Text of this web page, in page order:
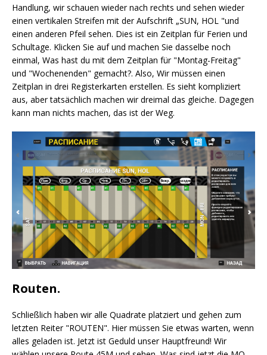
Handlung, wir schauen wieder nach rechts und sehen wieder
einen vertikalen Streifen mit der Aufschrift „SUN, HOL "und
einen anderen Pfeil sehen. Dies ist ein Zeitplan für Ferien und
Schultage. Klicken Sie auf und machen Sie dasselbe noch
einmal, Was hast du mit dem Zeitplan für "Montag-Freitag"
und "Wochenenden" gemacht?. Also, Wir müssen einen
Zeitplan in drei Registerkarten erstellen. Es sieht kompliziert
aus, aber tatsächlich machen wir dreimal das gleiche. Dagegen
kann man nichts machen, das ist der Weg.
Routen.
Schließlich haben wir alle Quadrate platziert und gehen zum
letzten Reiter "ROUTEN". Hier müssen Sie etwas warten, wenn
alles geladen ist. Jetzt ist Geduld unser Hauptfreund! Wir